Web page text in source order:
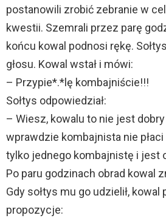
postanowili zrobić zebranie w
kwestii. Szemrali przez parę
końcu kowal podnosi rękę.
głosu. Kowal wstał i mówi:
– Przypie*.*lę kombajniście!!!
Sołtys odpowiedział:
– Wiesz, kowalu to nie jest dobry
wprawdzie kombajnista nie
tylko jednego kombajnistę i jest
Po paru godzinach obrad kowal
Gdy sołtys mu go udzielił, kowal
propozycje: